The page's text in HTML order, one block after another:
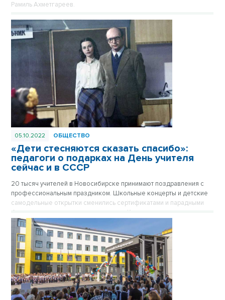
Рамиль Ахметгареев.
05.10.2022 ОБЩЕСТВО
«Дети стесняются сказать спасибо»:
педагоги о подарках на День учителя
сейчас и в СССР
20 тысяч учителей в Новосибирске принимают поздравления с
профессиональным праздником. Школьные концерты и детские
самодельные открытки сменились сертификатами и парадными
букетами от родительского комитета. Каким подаркам рады сами
учителя, выяснил VN.ru.